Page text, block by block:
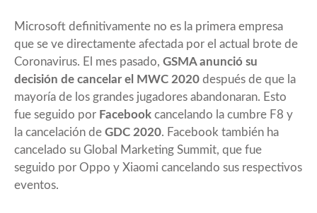
Microsoft definitivamente no es la primera empresa
que se ve directamente afectada por el actual brote de
Coronavirus. El mes pasado, GSMA anunció su
decisión de cancelar el MWC 2020 después de que la
mayoría de los grandes jugadores abandonaran. Esto
fue seguido por Facebook cancelando la cumbre F8 y
la cancelación de GDC 2020. Facebook también ha
cancelado su Global Marketing Summit, que fue
seguido por Oppo y Xiaomi cancelando sus respectivos
eventos.